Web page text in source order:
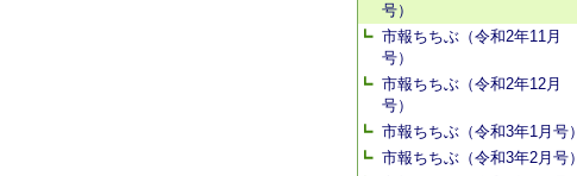
号）
市報ちちぶ（令和2年11月
号）
市報ちちぶ（令和2年12月
号）
市報ちちぶ（令和3年1月号）
市報ちちぶ（令和3年2月号）